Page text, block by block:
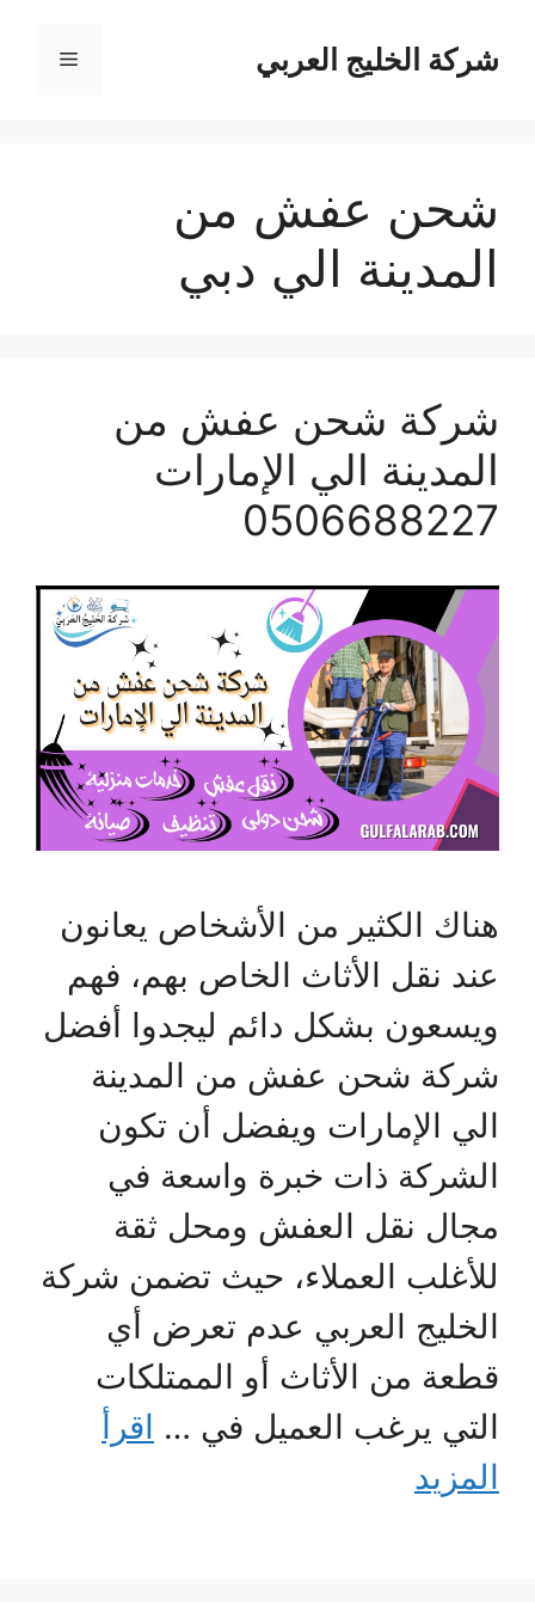
المحتوىشركة الخليج العربي القائمة
شحن عفش من
المدينة الي دبي
شركة شحن عفش من
المدينة الي الإمارات
0506688227
هناك الكثير من الأشخاص يعانون
عند نقل الأثاث الخاص بهم، فهم
ويسعون بشكل دائم ليجدوا أفضل
شركة شحن عفش من المدينة
الي الإمارات ويفضل أن تكون
الشركة ذات خبرة واسعة في
مجال نقل العفش ومحل ثقة
للأغلب العملاء، حيث تضمن شركة
الخليج العربي عدم تعرض أي
قطعة من الأثاث أو الممتلكات
التي يرغب العميل في … اقرأ
المزيد